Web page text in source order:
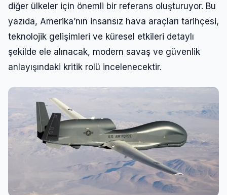
diğer ülkeler için önemli bir referans oluşturuyor. Bu
yazıda, Amerika’nın insansız hava araçları tarihçesi,
teknolojik gelişimleri ve küresel etkileri detaylı
şekilde ele alınacak, modern savaş ve güvenlik
anlayışındaki kritik rolü incelenecektir.